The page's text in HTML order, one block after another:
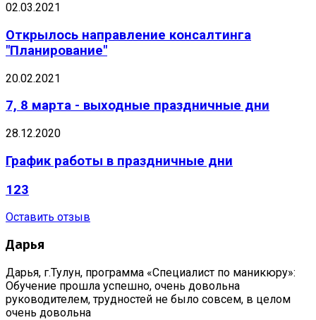
02.03.2021
Открылось направление консалтинга
"Планирование"
20.02.2021
7, 8 марта - выходные праздничные дни
28.12.2020
График работы в праздничные дни
123
Оставить отзыв
Дарья
Дарья, г.Тулун, программа «Специалист по маникюру»:
Обучение прошла успешно, очень довольна
руководителем, трудностей не было совсем, в целом
очень довольна